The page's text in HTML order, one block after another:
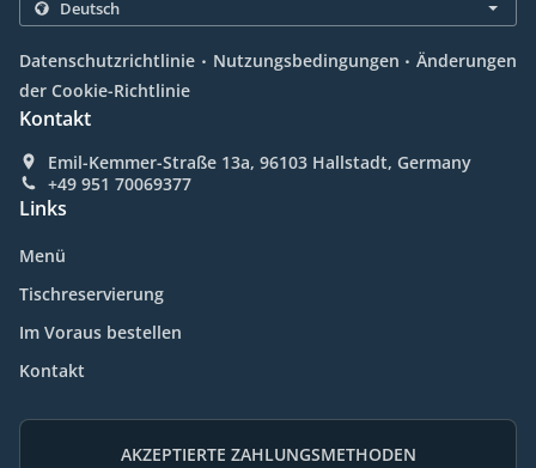
Datenschutzrichtlinie . Nutzungsbedingungen . Änderungen
der Cookie-Richtlinie
Kontakt
Emil-Kemmer-Straße 13a, 96103 Hallstadt, Germany
+49 951 70069377
Links
Menü
Tischreservierung
Im Voraus bestellen
Kontakt
AKZEPTIERTE ZAHLUNGSMETHODEN